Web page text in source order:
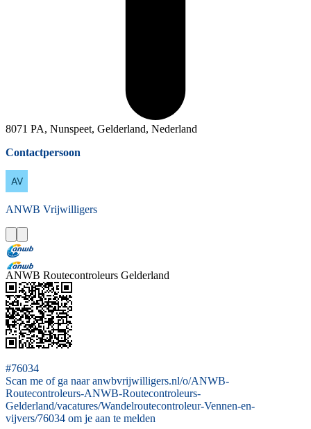
8071 PA, Nunspeet, Gelderland, Nederland
Contactpersoon
ANWB Vrijwilligers
ANWB Routecontroleurs Gelderland
#76034
Scan me of ga naar anwbvrijwilligers.nl/o/ANWB-
Routecontroleurs-ANWB-Routecontroleurs-
Gelderland/vacatures/Wandelroutecontroleur-Vennen-en-
vijvers/76034 om je aan te melden